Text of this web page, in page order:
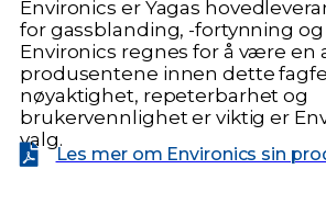
Environics er Yagas
for gassblanding, -fortynning
Environics regnes for å være en
produsentene innen dette
nøyaktighet, repeterbarhet og
brukervennlighet er viktig er
valg.
Les mer om Environics sin